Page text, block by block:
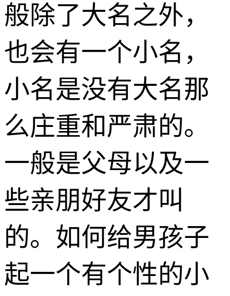
般除了大名之外，
也会有一个小名，
小名是没有大名那
么庄重和严肃的。
一般是父母以及一
些亲朋好友才叫
的。如何给男孩子
起一个有个性的小